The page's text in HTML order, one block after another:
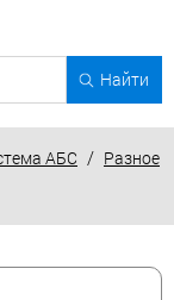
Найти
АБС / Разное